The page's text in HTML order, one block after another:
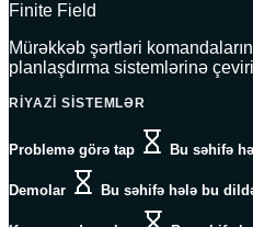
Finite Field
Mürəkkəb şərtləri
planlaşdırma sistemlərinə
RIYAZI SISTEMLƏR
Problemə görə tap Bu səhifə
Demolar Bu səhifə hələ bu